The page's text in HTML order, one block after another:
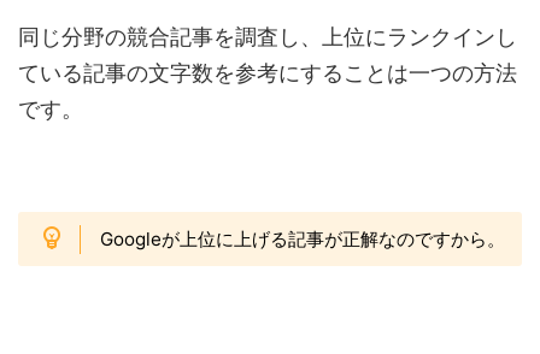
同じ分野の競合記事を調査し、上位にランクインし
ている記事の文字数を参考にすることは一つの方法
です。
Googleが上位に上げる記事が正解なのですから。